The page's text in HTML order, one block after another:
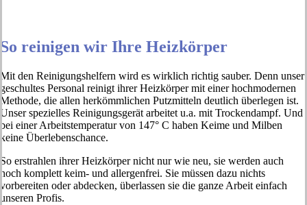
So reinigen wir Ihre Heizkörper
Mit den Reinigungshelfern wird es wirklich richtig sauber. Denn unser
geschultes Personal reinigt ihrer Heizkörper mit einer hochmodernen
Methode, die allen herkömmlichen Putzmitteln deutlich überlegen ist.
Unser spezielles Reinigungsgerät arbeitet u.a. mit Trockendampf. Und
bei einer Arbeitstemperatur von 147° C haben Keime und Milben
keine Überlebenschance.
So erstrahlen ihrer Heizkörper nicht nur wie neu, sie werden auch
noch komplett keim- und allergenfrei. Sie müssen dazu nichts
vorbereiten oder abdecken, überlassen sie die ganze Arbeit einfach
unseren Profis.